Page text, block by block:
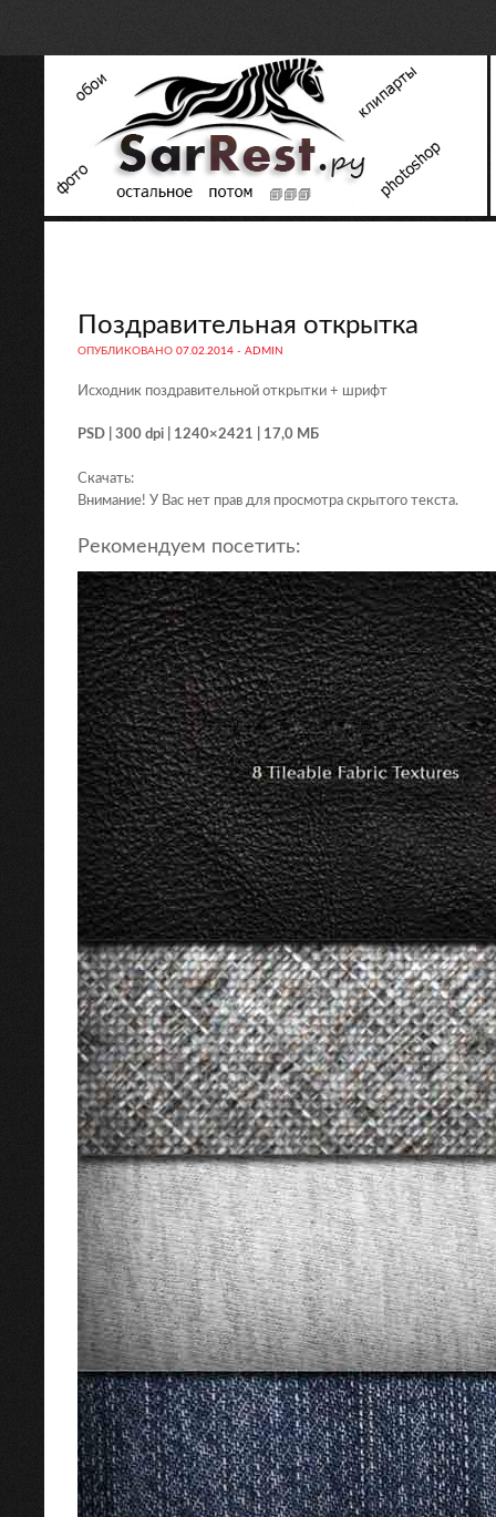
Поздравительная открытка
ОПУБЛИКОВАНО 07.02.2014 - ADMIN
Исходник поздравительной открытки + шрифт
PSD | 300 dpi | 1240×2421 | 17,0 МБ
Скачать:
Внимание! У Вас нет прав для просмотра скрытого текста.
Рекомендуем посетить: